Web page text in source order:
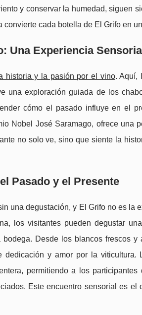
y conservar la humedad, siguen
cada botella de El Grifo en
Una Experiencia
historia y la pasión por el vino. Aquí,
una exploración guiada de los
cómo el pasado influye en el
Nobel José Saramago, ofrece una
no solo ve, sino que siente la
Pasado y el Presente
una degustación, y El Grifo no es la
los visitantes pueden degustar
Desde los blancos frescos y
y amor por la viticultura.
permitiendo a los
Este encuentro sensorial es el